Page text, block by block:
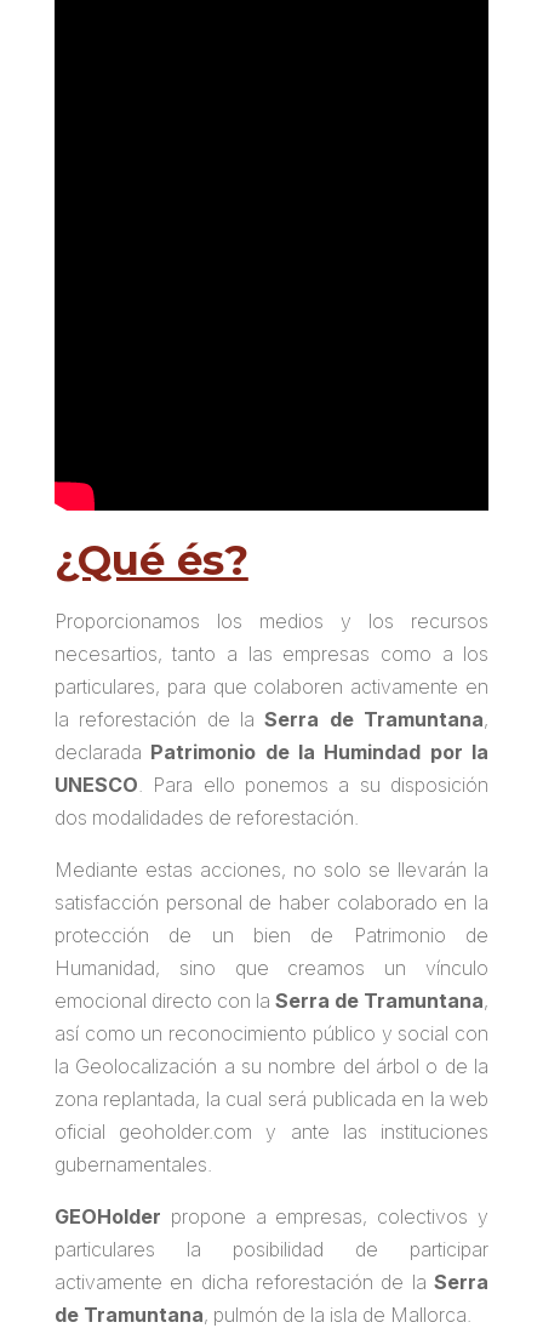
¿Qué és?
Proporcionamos los medios y los recursos
necesartios, tanto a las empresas como a los
particulares, para que colaboren activamente en
la reforestación de laSerra de Tramuntana,
declarada Patrimonio de la Humindad por la
UNESCO . Para ello ponemos a su disposición
dos modalidades de reforestación.
Mediante estas acciones, no solo se llevarán la
satisfacción personal de haber colaborado en la
protección de un bien de Patrimonio de
Humanidad, sino que creamos un vínculo
emocional directo con laSerra de Tramuntana,
así como un reconocimiento público y social con
la Geolocalización a su nombre del árbol o de la
zona replantada, la cual será publicada en la web
oficial geoholder.com y ante las instituciones
gubernamentales.
GEOHolder propone a empresas, colectivos y
particulares la posibilidad de participar
activamente en dicha reforestación de laSerra
de Tramuntana, pulmón de la isla de Mallorca.